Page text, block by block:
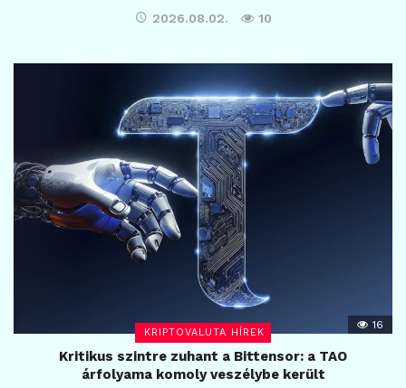
2026.08.02. 10
KRIPTOVALUTA HÍREK
16
Kritikus szintre zuhant a Bittensor: a TAO
árfolyama komoly veszélybe került